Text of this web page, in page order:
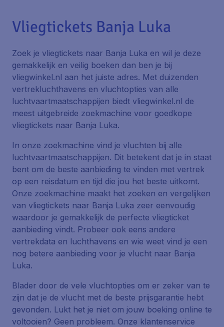
Vliegtickets Banja Luka
Zoek je vliegtickets naar Banja Luka en wil je deze
gemakkelijk en veilig boeken dan ben je bij
vliegwinkel.nl aan het juiste adres. Met duizenden
vertrekluchthavens en vluchtopties van alle
luchtvaartmaatschappijen biedt vliegwinkel.nl de
meest uitgebreide zoekmachine voor goedkope
vliegtickets naar Banja Luka.
In onze zoekmachine vind je vluchten bij alle
luchtvaartmaatschappijen. Dit betekent dat je in staat
bent om de beste aanbieding te vinden met vertrek
op een reisdatum en tijd die jou het beste uitkomt.
Onze zoekmachine maakt het zoeken en vergelijken
van vliegtickets naar Banja Luka zeer eenvoudig
waardoor je gemakkelijk de perfecte vliegticket
aanbieding vindt. Probeer ook eens andere
vertrekdata en luchthavens en wie weet vind je een
nog betere aanbieding voor je vlucht naar Banja
Luka.
Blader door de vele vluchtopties om er zeker van te
zijn dat je de vlucht met de beste prijsgarantie hebt
gevonden. Lukt het je niet om jouw boeking online te
voltooien? Geen probleem. Onze klantenservice